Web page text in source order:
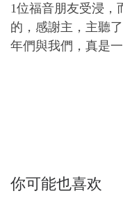
1位福音朋友受浸，
的，感謝主，主聽
年們與我們，真是
你可能也喜欢